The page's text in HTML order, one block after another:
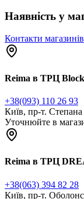
Наявність у
Контакти магазинів
Reima в ТРЦ
+38(093) 110 26 93
Київ, пр-т.
Уточнюйте в
Reima в ТРЦ
+38(063) 394 82 28
Київ, пр-т.